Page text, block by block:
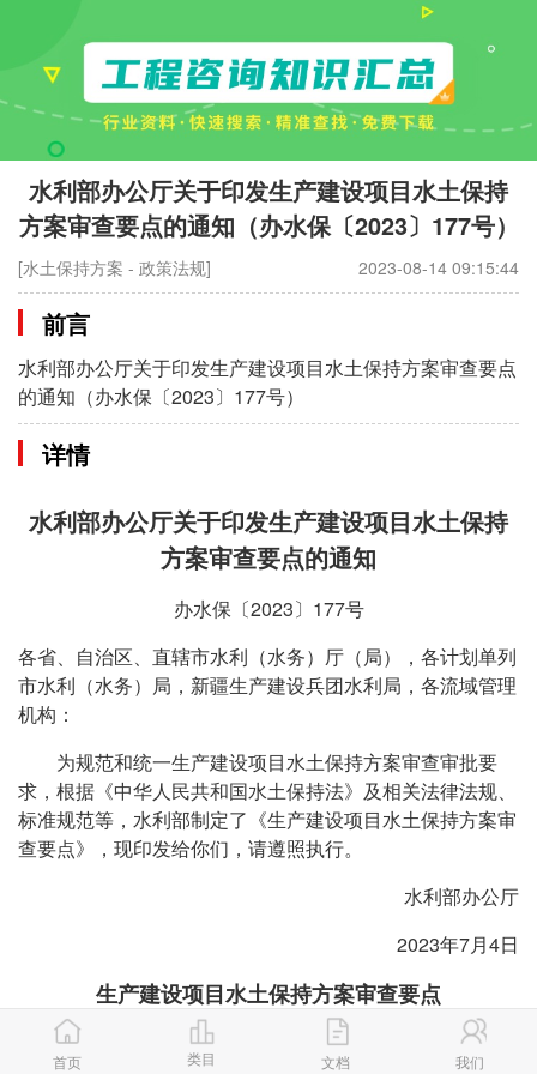
水利部办公厅关于印发生产建设项目水土保持
方案审查要点的通知（办水保〔2023〕177号）
[水土保持方案 - 政策法规] 2023-08-14 09:15:44
前言
水利部办公厅关于印发生产建设项目水土保持方案审查要点
的通知（办水保〔2023〕177号）
详情
水利部办公厅关于印发生产建设项目水土保持
方案审查要点的通知
办水保〔2023〕177号
各省、自治区、直辖市水利（水务）厅（局），各计划单列
市水利（水务）局，新疆生产建设兵团水利局，各流域管理
机构：
为规范和统一生产建设项目水土保持方案审查审批要
求，根据《中华人民共和国水土保持法》及相关法律法规、
标准规范等，水利部制定了《生产建设项目水土保持方案审
查要点》，现印发给你们，请遵照执行。
水利部办公厅
2023年7月4日
生产建设项目水土保持方案审查要点
为贯彻落实中共中央办公厅、国务院办公厅《关于加强
首页 类目 文档 我们